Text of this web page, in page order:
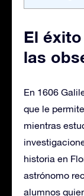
El
las
En 1606
que le
mientras
historia en
astrónomo
alumnos